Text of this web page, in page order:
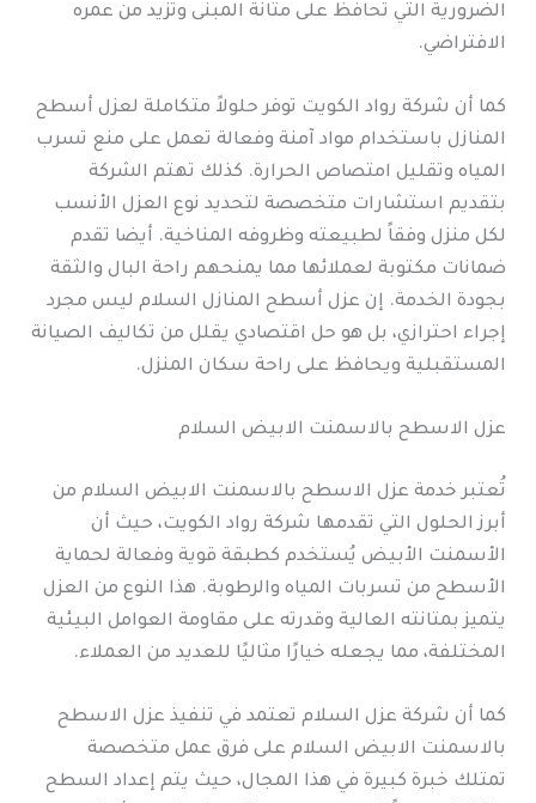
الضرورية التي تحافظ على متانة المبنى وتزيد من عمره
الافتراضي.
كما أن شركة رواد الكويت توفر حلولاً متكاملة لعزل أسطح
المنازل باستخدام مواد آمنة وفعالة تعمل على منع تسرب
المياه وتقليل امتصاص الحرارة. كذلك تهتم الشركة
بتقديم استشارات متخصصة لتحديد نوع العزل الأنسب
لكل منزل وفقاً لطبيعته وظروفه المناخية. أيضا تقدم
ضمانات مكتوبة لعملائها مما يمنحهم راحة البال والثقة
بجودة الخدمة. إن عزل أسطح المنازل السلام ليس مجرد
إجراء احترازي، بل هو حل اقتصادي يقلل من تكاليف الصيانة
المستقبلية ويحافظ على راحة سكان المنزل.
عزل الاسطح بالاسمنت الابيض السلام
تُعتبر خدمة عزل الاسطح بالاسمنت الابيض السلام من
أبرز الحلول التي تقدمها شركة رواد الكويت، حيث أن
الأسمنت الأبيض يُستخدم كطبقة قوية وفعالة لحماية
الأسطح من تسربات المياه والرطوبة. هذا النوع من العزل
يتميز بمتانته العالية وقدرته على مقاومة العوامل البيئية
المختلفة، مما يجعله خيارًا مثاليًا للعديد من العملاء.
كما أن شركة عزل السلام تعتمد في تنفيذ عزل الاسطح
بالاسمنت الابيض السلام على فرق عمل متخصصة
تمتلك خبرة كبيرة في هذا المجال، حيث يتم إعداد السطح